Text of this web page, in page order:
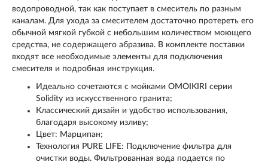
водопроводной, так как поступает в смеситель по разным
каналам. Для ухода за смесителем достаточно протереть его
обычной мягкой губкой с небольшим количеством моющего
средства, не содержащего абразива. В комплекте поставки
входят все необходимые элементы для подключения
смесителя и подробная инструкция.
Идеально сочетаются с мойками OMOIKIRI серии
Solidity из искусственного гранита;
Классический дизайн и удобство использования,
благодаря высокому изливу;
Цвет: Марципан;
Технология PURE LIFE: Подключение фильтра для
очистки воды. Фильтрованная вода подается по